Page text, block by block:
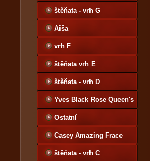
štěňata - vrh G
Aiša
vrh F
štěňata vrh E
štěňata - vrh D
Yves Black Rose Queen's
Ostatní
Casey Amazing Frace
štěňata - vrh C